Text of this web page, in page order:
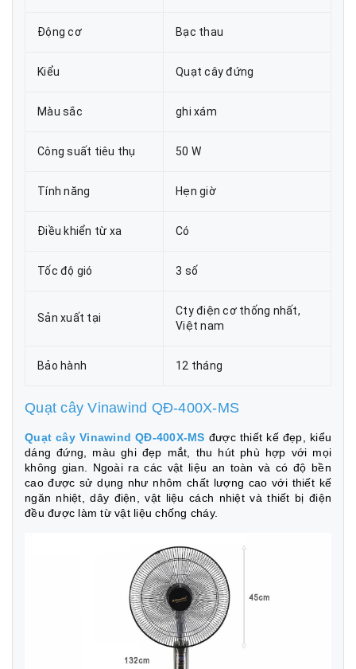
Động cơ Bạc thau
Kiểu Quạt cây đứng
Màu sắc ghi xám
Công suất tiêu thụ 50 W
Tính năng Hẹn giờ
Điều khiển từ xa Có
Tốc độ gió 3 số
Sản xuất tại
Cty điện cơ thống nhất,
Việt nam
Bảo hành 12 tháng
Quạt cây Vinawind QĐ-400X-MS
Quạt cây Vinawind QĐ-400X-MS được thiết kế đẹp, kiểu
dáng đứng, màu ghi đẹp mắt, thu hút phù hợp với mọi
không gian. Ngoài ra các vật liệu an toàn và có độ bền
cao được sử dụng như nhôm chất lượng cao với thiết kế
ngăn nhiệt, dây điện, vật liệu cách nhiệt và thiết bị điện
đều được làm từ vật liệu chống cháy.